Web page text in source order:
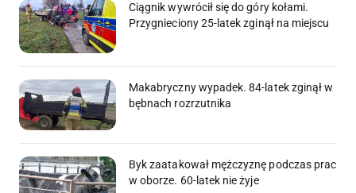
Ciągnik wywrócił się do góry kołami.
Przygnieciony 25-latek zginął na miejscu
Makabryczny wypadek. 84-latek zginął w
bębnach rozrzutnika
Byk zaatakował mężczyznę podczas prac
w oborze. 60-latek nie żyje